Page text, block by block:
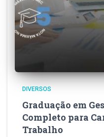
DIVERSOS
Graduação em
Completo para
Trabalho